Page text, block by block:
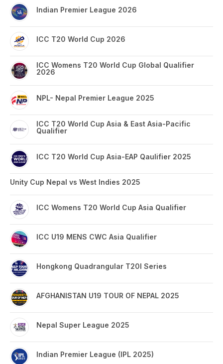
Indian Premier League 2026
ICC T20 World Cup 2026
ICC Womens T20 World Cup Global Qualifier
2026
NPL- Nepal Premier League 2025
ICC T20 World Cup Asia & East Asia-Pacific
Qualifier
ICC T20 World Cup Asia-EAP Qaulifier 2025
Unity Cup Nepal vs West Indies 2025
ICC Womens T20 World Cup Asia Qualifier
ICC U19 MENS CWC Asia Qualifier
Hongkong Quadrangular T20I Series
AFGHANISTAN U19 TOUR OF NEPAL 2025
Nepal Super League 2025
Indian Premier League (IPL 2025)